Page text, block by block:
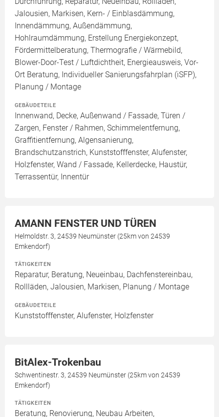
Jalousien, Markisen, Kern- / Einblasdämmung,
Innendämmung, Außendämmung,
Hohlraumdämmung, Erstellung Energiekonzept,
Fördermittelberatung, Thermografie / Wärmebild,
Blower-Door-Test / Luftdichtheit, Energieausweis, Vor-
Ort Beratung, Individueller Sanierungsfahrplan (iSFP),
Planung / Montage
GEBÄUDETEILE
Innenwand, Decke, Außenwand / Fassade, Türen /
Zargen, Fenster / Rahmen, Schimmelentfernung,
Graffitientfernung, Algensanierung,
Brandschutzanstrich, Kunststofffenster, Alufenster,
Holzfenster, Wand / Fassade, Kellerdecke, Haustür,
Terrassentür, Innentür
AMANN FENSTER UND TÜREN
Helmoldstr. 3, 24539 Neumünster (25km von 24539
Emkendorf)
TÄTIGKEITEN
Reparatur, Beratung, Neueinbau, Dachfenstereinbau,
Rollläden, Jalousien, Markisen, Planung / Montage
GEBÄUDETEILE
Kunststofffenster, Alufenster, Holzfenster
BitAlex-Trokenbau
Schwentinestr. 3, 24539 Neumünster (25km von 24539
Emkendorf)
TÄTIGKEITEN
Beratung, Renovierung, Neubau Arbeiten,